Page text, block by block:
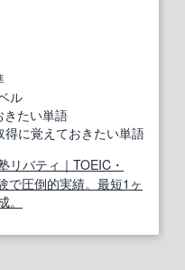
ル
きたい単語
に覚えておきたい単語
リバティ｜TOEIC・
で圧倒的実績。最短1ヶ